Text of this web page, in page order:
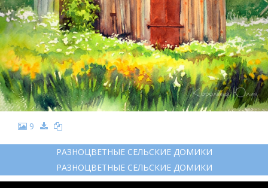
9
РАЗНОЦВЕТНЫЕ СЕЛЬСКИЕ ДОМИКИ
РАЗНОЦВЕТНЫЕ СЕЛЬСКИЕ ДОМИКИ